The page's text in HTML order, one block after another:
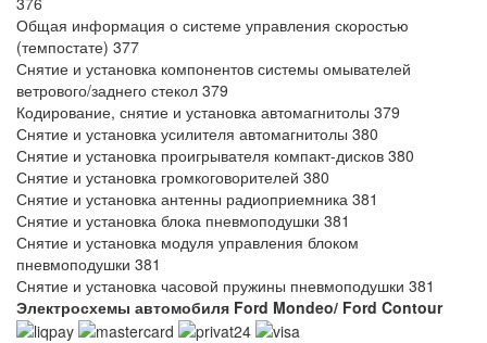
Общая информация о системе управления скоростью
(темпостате) 377
Снятие и установка компонентов системы омывателей
ветрового/заднего стекол 379
Кодирование, снятие и установка автомагнитолы 379
Снятие и установка усилителя автомагнитолы 380
Снятие и установка проигрывателя компакт-дисков 380
Снятие и установка громкоговорителей 380
Снятие и установка антенны радиоприемника 381
Снятие и установка блока пневмоподушки 381
Снятие и установка модуля управления блоком
пневмоподушки 381
Снятие и установка часовой пружины пневмоподушки 381
Электросхемы автомобиля Ford Mondeo/ Ford Contour